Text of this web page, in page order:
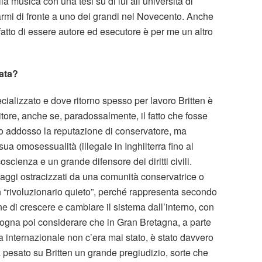
di fronte a uno dei grandi nel Novecento. Anche
di essere autore ed esecutore è per me un altro
e dove ritorno spesso per lavoro Britten è
anche se, paradossalmente, il fatto che fosse
la reputazione di conservatore, ma
omosessualità (illegale in Inghilterra fino al
e un grande difensore dei diritti civili.
ostracizzati da una comunità conservatrice o
quieto”, perché rappresenta secondo
di crescere e cambiare il sistema dall’interno, con
poi considerare che in Gran Bretagna, a parte
non c’era mai stato, è stato davvero
su Britten un grande pregiudizio, sorte che